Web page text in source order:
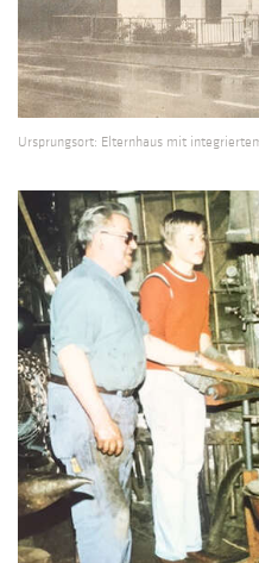
Ursprungsort: Elternhaus mit